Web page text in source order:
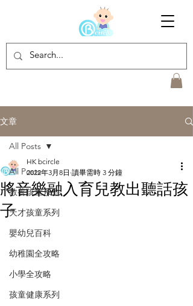
文章
All Posts
教養孩童系列
天才孩童系列
嬰幼兒百科
幼稚園全攻略
小學全攻略
孩童健康系列
All Posts
將音樂融入育兒教出聽話孩
子
HK bcircle
2022年3月8日 讀畢需時 3 分鐘